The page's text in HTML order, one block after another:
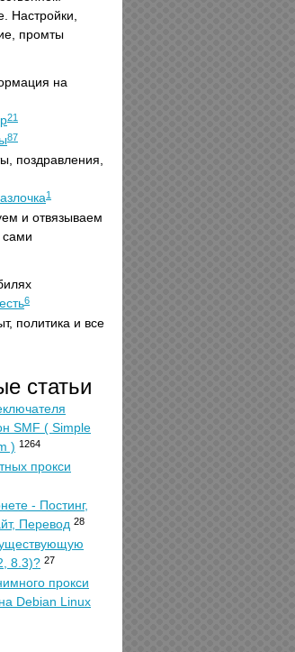
Настройки,
промты
на
21
87
поздравления,
1
и отвязываем
6
политика и все
статьи
SMF ( Simple
) 1264
прокси
- Постинг,
Перевод 28
8.3)? 27
прокси
Debian Linux